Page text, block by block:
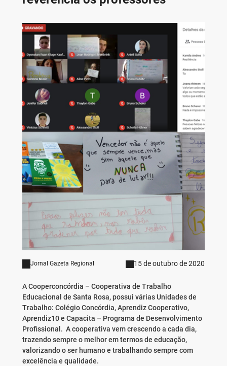
Jornal Gazeta Regional 15 de outubro de 2020
A Cooperconcórdia – Cooperativa de Trabalho
Educacional de Santa Rosa, possui várias Unidades de
Trabalho: Colégio Concórdia, Aprendiz Cooperativo,
Aprendiz10 e Capacita – Programa de Desenvolvimento
Profissional. A cooperativa vem crescendo a cada dia,
trazendo sempre o melhor em termos de educação,
valorizando o ser humano e trabalhando sempre com
excelência e qualidade.